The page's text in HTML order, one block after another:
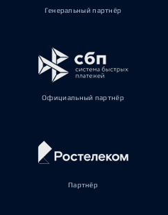
Генеральный партнёр
Официальный партнёр
Партнёр